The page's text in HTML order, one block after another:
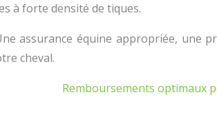
à forte densité de tiques.
assurance équine appropriée, une
cheval.
Remboursements optimaux